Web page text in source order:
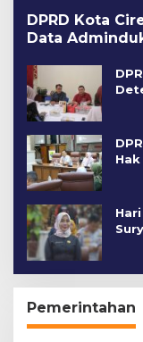
DPRD Kota
Data
Pemerintahan